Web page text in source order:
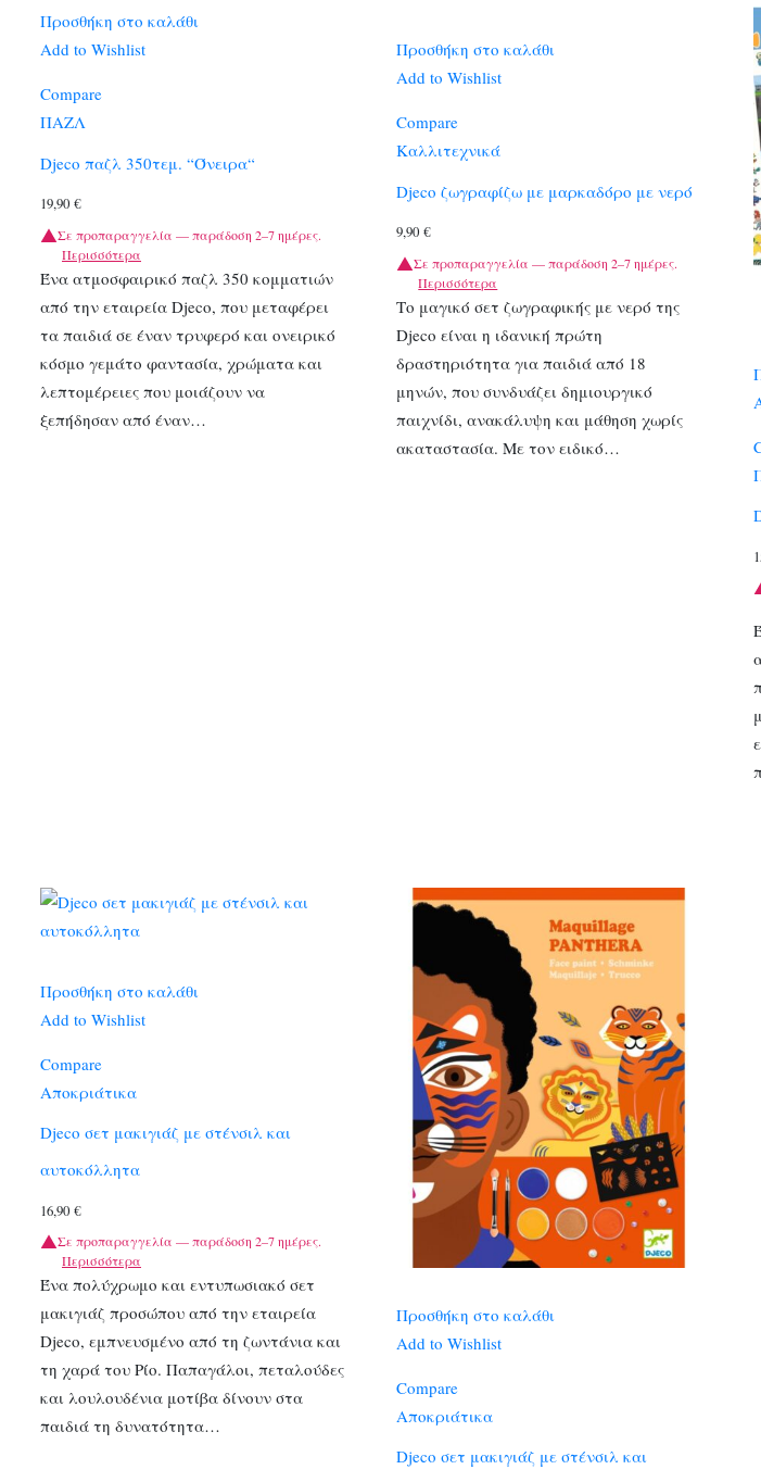
Προσθήκη στο καλάθι
Add to Wishlist
Compare
ΠΑΖΛ
Djeco παζλ 350τεμ. “Όνειρα“
19,90 €
Σε προπαραγγελία — παράδοση 2–7 ημέρες.
Περισσότερα
Ένα ατμοσφαιρικό παζλ 350 κομματιών
από την εταιρεία Djeco, που μεταφέρει
τα παιδιά σε έναν τρυφερό και ονειρικό
κόσμο γεμάτο φαντασία, χρώματα και
λεπτομέρειες που μοιάζουν να
ξεπήδησαν από έναν…
Προσθήκη στο καλάθι
Add to Wishlist
Compare
Καλλιτεχνικά
Djeco ζωγραφίζω με μαρκαδόρο με νερό
9,90€
Σε προπαραγγελία — παράδοση 2–7 ημέρες.
Περισσότερα
Το μαγικό σετ ζωγραφικής με νερό της
Djeco είναι η ιδανική πρώτη
δραστηριότητα για παιδιά από 18
μηνών, που συνδυάζει δημιουργικό
παιχνίδι, ανακάλυψη και μάθηση χωρίς
ακαταστασία. Με τον ειδικό…
Προσθήκη στο καλάθι
Add to Wishlist
Compare
Αποκριάτικα
Djeco σετ μακιγιάζ με στένσιλ και
αυτοκόλλητα
16,90 €
Σε προπαραγγελία — παράδοση 2–7 ημέρες.
Περισσότερα
Ένα πολύχρωμο και εντυπωσιακό σετ
μακιγιάζ προσώπου από την εταιρεία
Djeco, εμπνευσμένο από τη ζωντάνια και
τη χαρά του Ρίο. Παπαγάλοι, πεταλούδες
και λουλουδένια μοτίβα δίνουν στα
παιδιά τη δυνατότητα…
Προσθήκη στο καλάθι
Add to Wishlist
Compare
Αποκριάτικα
Djeco σετ μακιγιάζ με στένσιλ και